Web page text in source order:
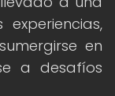
en
a desafíos